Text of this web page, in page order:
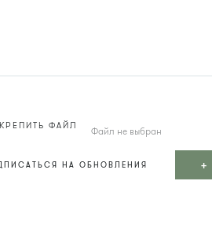
ФАЙЛ Файл не выбран
НА ОБНОВЛЕНИЯ +